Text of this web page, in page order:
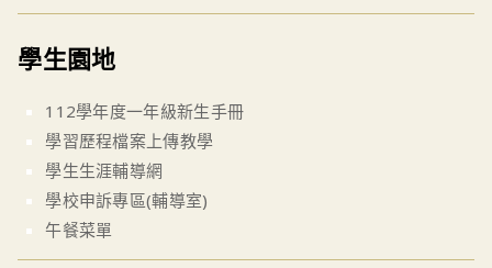
學生園地
112學年度一年級新生手冊
學習歷程檔案上傳教學
學生生涯輔導網
學校申訴專區(輔導室)
午餐菜單